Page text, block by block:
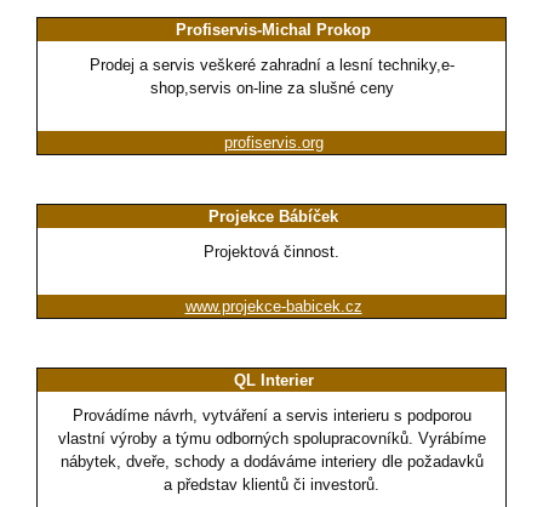
Profiservis-Michal Prokop
Prodej a servis veškeré zahradní a lesní techniky,e-
shop,servis on-line za slušné ceny
profiservis.org
Projekce Bábíček
Projektová činnost.
www.projekce-babicek.cz
QL Interier
Provádíme návrh, vytváření a servis interieru s podporou
vlastní výroby a týmu odborných spolupracovníků. Vyrábíme
nábytek, dveře, schody a dodáváme interiery dle požadavků
a představ klientů či investorů.